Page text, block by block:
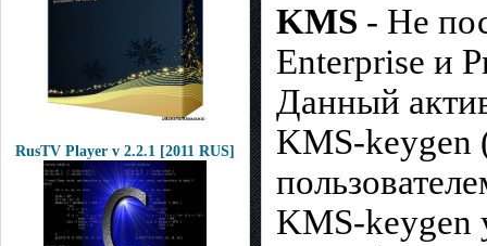
RusTV Player v 2.2.1 [2011 RUS]
KMS - Не
Enterprise и
Данный
KMS-keygen
KMS-keygen